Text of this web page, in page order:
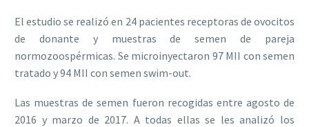
El estudio se realizó en 24 pacientes receptoras de ovocitos
de donante y muestras de semen de pareja
normozoospérmicas. Se microinyectaron 97 MII con semen
tratado y 94 MII con semen swim-out.
Las muestras de semen fueron recogidas entre agosto de
2016 y marzo de 2017. A todas ellas se les analizó los